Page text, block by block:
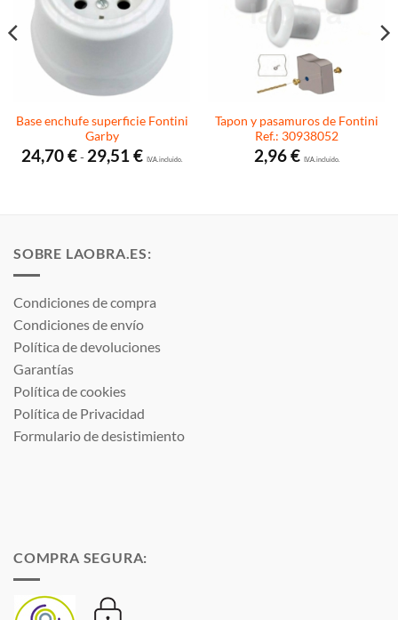
Base enchufe superficie Fontini
Garby
24,70€- 29,51€Rango
de
I.V.A. incluido.
Tapon y pasamuros de Fontini
Ref.: 30938052
2,96€I.V.A. incluido.
SOBRE LAOBRA.ES:
Condiciones de compra
Condiciones de envío
Política de devoluciones
Garantías
Política de cookies
Política de Privacidad
Formulario de desistimiento
COMPRA SEGURA: